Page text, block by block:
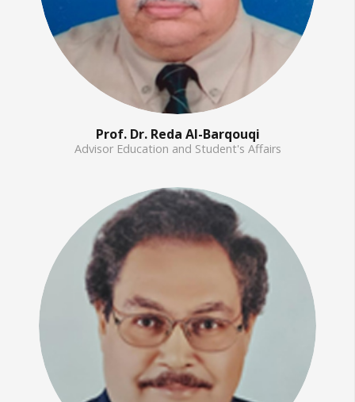
Prof. Dr. Reda Al-Barqouqi
Advisor Education and Student's Affairs